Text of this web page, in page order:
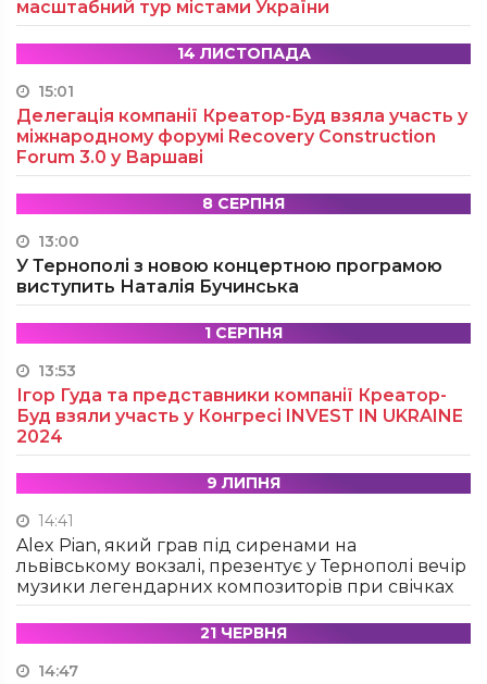
масштабний тур містами України
14 ЛИСТОПАДА
15:01
Делегація компанії Креатор-Буд взяла участь у
міжнародному форумі Recovery Construction
Forum 3.0 у Варшаві
8 СЕРПНЯ
13:00
У Тернополі з новою концертною програмою
виступить Наталія Бучинська
1 СЕРПНЯ
13:53
Ігор Гуда та представники компанії Креатор-
Буд взяли участь у Конгресі INVEST IN UKRAINE
2024
9 ЛИПНЯ
14:41
Alex Pian, який грав під сиренами на
львівському вокзалі, презентує у Тернополі вечір
музики легендарних композиторів при свічках
21 ЧЕРВНЯ
14:47